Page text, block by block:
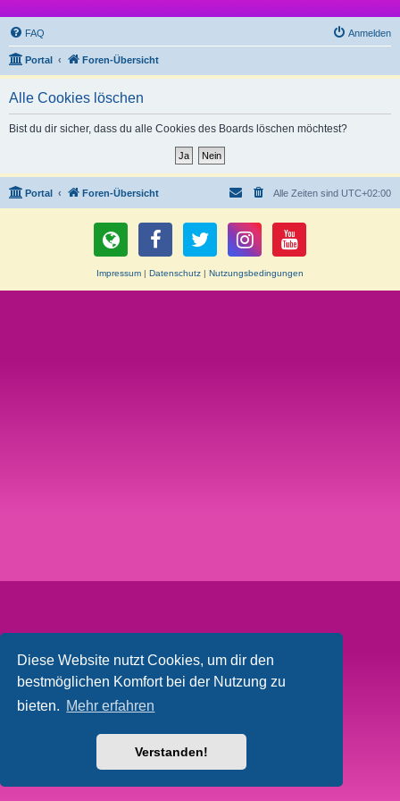
Diese Website nutzt Cookies, um dir den
bestmöglichen Komfort bei der Nutzung zu
bieten. Mehr erfahren
Verstanden!
FAQ Anmelden
Portal Foren-Übersicht
Alle Cookies löschen
Bist du dir sicher, dass du alle Cookies des Boards löschen möchtest?
Portal Foren-Übersicht Alle Zeiten sind UTC+02:00
Impressum | Datenschutz | Nutzungsbedingungen